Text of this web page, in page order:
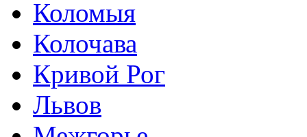
Коломыя
Колочава
Кривой Рог
Львов